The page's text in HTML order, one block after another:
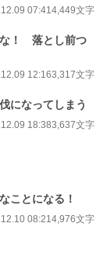
07:414,449文字
！ 落とし前つ
12:163,317文字
になってしまう
18:383,637文字
ことになる！
08:214,976文字